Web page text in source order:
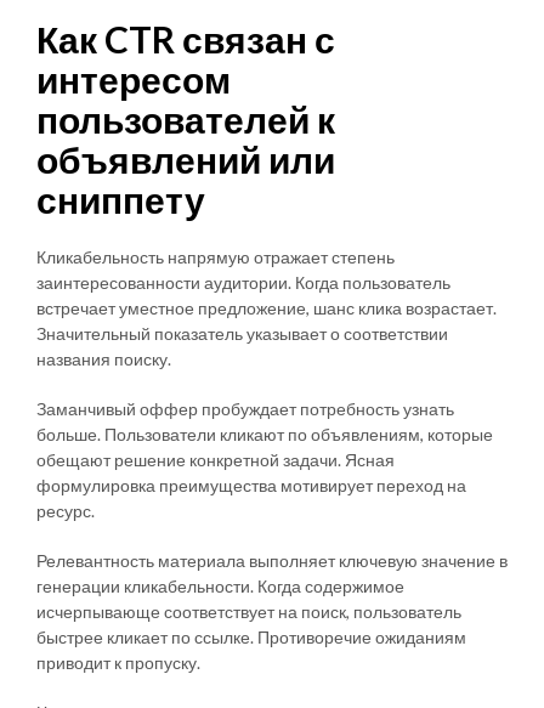
Как CTR связан с
интересом
пользователей к
объявлений или
сниппету
Кликабельность напрямую отражает степень
заинтересованности аудитории. Когда пользователь
встречает уместное предложение, шанс клика возрастает.
Значительный показатель указывает о соответствии
названия поиску.
Заманчивый оффер пробуждает потребность узнать
больше. Пользователи кликают по объявлениям, которые
обещают решение конкретной задачи. Ясная
формулировка преимущества мотивирует переход на
ресурс.
Релевантность материала выполняет ключевую значение в
генерации кликабельности. Когда содержимое
исчерпывающе соответствует на поиск, пользователь
быстрее кликает по ссылке. Противоречие ожиданиям
приводит к пропуску.